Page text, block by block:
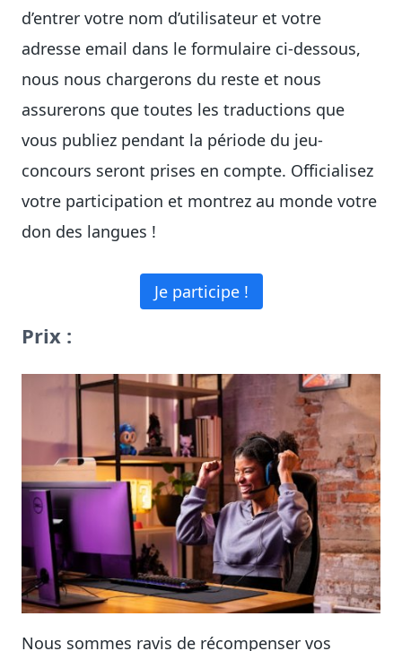
d’entrer votre nom d’utilisateur et votre
adresse email dans le formulaire ci-dessous,
nous nous chargerons du reste et nous
assurerons que toutes les traductions que
vous publiez pendant la période du jeu-
concours seront prises en compte. Officialisez
votre participation et montrez au monde votre
don des langues !
Je participe !
Prix :
Nous sommes ravis de récompenser vos